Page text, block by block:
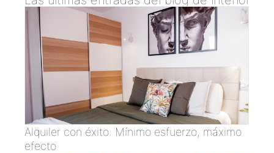
Alquiler con éxito: Mínimo esfuerzo, máximo
efecto